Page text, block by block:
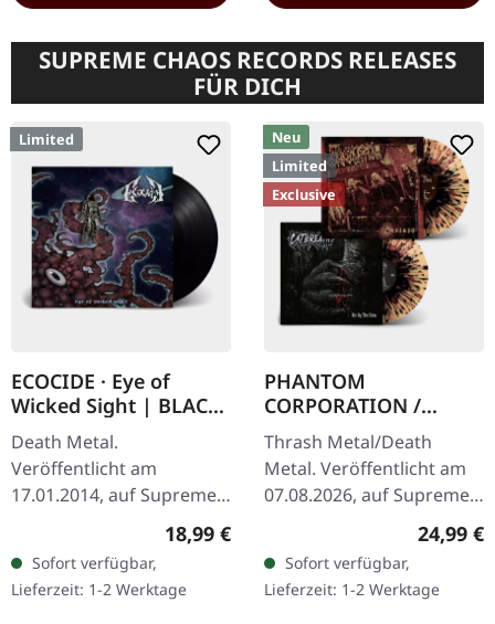
SUPREME CHAOS RECORDS RELEASES
FÜR DICH
Limited
ECOCIDE · Eye of
Wicked Sight | BLACK
LP
Death Metal.
Veröffentlicht am
17.01.2014, auf Supreme
Schwarzes Vinyl, ltd. 200
180g schwarzes Vinyl
Schweres Cover (350g)
Regulärer Preis:
18,99 €
Sofort verfügbar,
Lieferzeit: 1-2 Werktage
Neu
Limited
Exclusive
PHANTOM
CORPORATION /
CATBREATH ·
Commando / Die By
The Claw |
ORANGE/BLACK/RED
Thrash Metal/Death
Metal. Veröffentlicht am
07.08.2026, auf Supreme
Chaos Records. Oranges
Vinyl mit schwarzen und
roten Splattern im
schweren…
24,99 €
Sofort verfügbar,
Lieferzeit: 1-2 Werktage